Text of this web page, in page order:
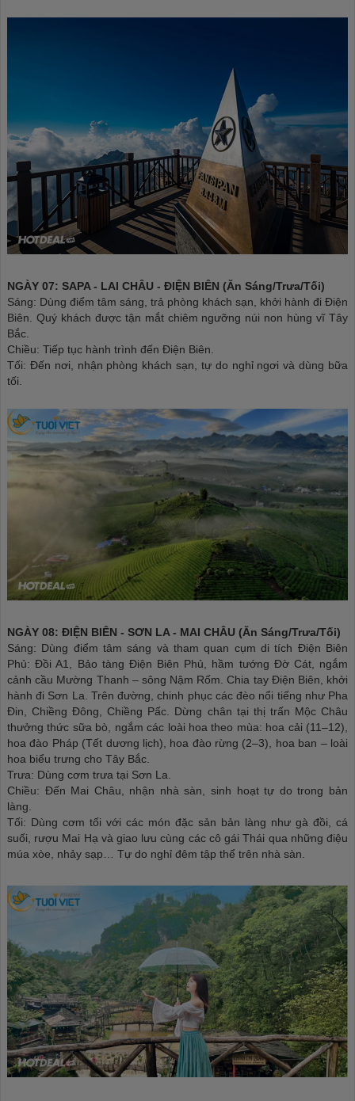
NGÀY 07: SAPA - LAI CHÂU - ĐIỆN BIÊN (Ăn Sáng/Trưa/Tối)
Sáng: Dùng điểm tâm sáng, trả phòng khách sạn, khởi hành đi Điện
Biên. Quý khách được tận mắt chiêm ngưỡng núi non hùng vĩ Tây
Bắc.
Chiều: Tiếp tục hành trình đến Điện Biên.
Tối: Đến nơi, nhận phòng khách sạn, tự do nghỉ ngơi và dùng bữa
tối.
NGÀY 08: ĐIỆN BIÊN - SƠN LA - MAI CHÂU (Ăn Sáng/Trưa/Tối)
Sáng: Dùng điểm tâm sáng và tham quan cụm di tích Điện Biên
Phủ: Đồi A1, Bảo tàng Điện Biên Phủ, hầm tướng Đờ Cát, ngắm
cảnh cầu Mường Thanh – sông Nậm Rốm. Chia tay Điện Biên, khởi
hành đi Sơn La. Trên đường, chinh phục các đèo nổi tiếng như Pha
Đin, Chiềng Đông, Chiềng Pấc. Dừng chân tại thị trấn Mộc Châu
thưởng thức sữa bò, ngắm các loài hoa theo mùa: hoa cải (11–12),
hoa đào Pháp (Tết dương lịch), hoa đào rừng (2–3), hoa ban – loài
hoa biểu trưng cho Tây Bắc.
Trưa: Dùng cơm trưa tại Sơn La.
Chiều: Đến Mai Châu, nhận nhà sàn, sinh hoạt tự do trong bản
làng.
Tối: Dùng cơm tối với các món đặc sản bản làng như gà đồi, cá
suối, rượu Mai Hạ và giao lưu cùng các cô gái Thái qua những điệu
múa xòe, nhảy sạp… Tự do nghỉ đêm tập thể trên nhà sàn.